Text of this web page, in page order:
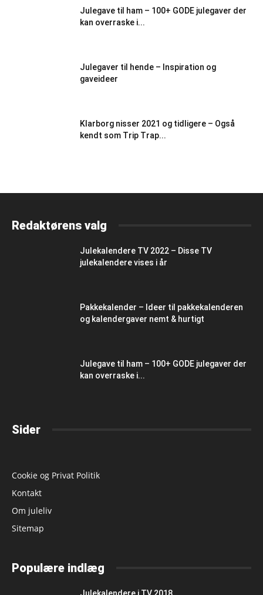
Julegave til ham – 100+ GODE julegaver der
kan overraske i...
Julegaver til hende – Inspiration og
gaveideer
Klarborg nisser 2021 og tidligere – Også
kendt som Trip Trap...
Redaktørens valg
Julekalendere TV 2022 – Disse TV
julekalendere vises i år
Pakkekalender – Ideer til pakkekalenderen
og kalendergaver nemt & hurtigt
Julegave til ham – 100+ GODE julegaver der
kan overraske i...
Sider
Cookie og Privat Politik
Kontakt
Om juleliv
Sitemap
Populære indlæg